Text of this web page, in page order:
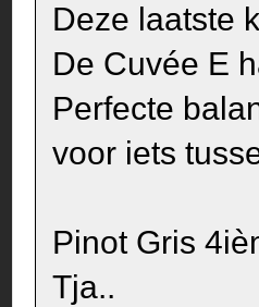
Deze laatste
De Cuvée E
Perfecte
voor iets
Pinot Gris
Tja..